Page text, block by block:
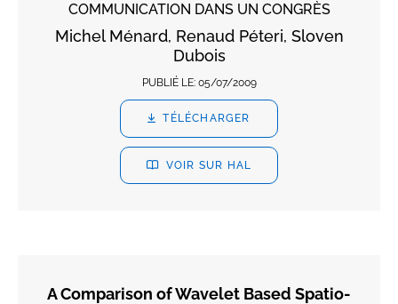
COMMUNICATION DANS UN CONGRÈS
Michel Ménard, Renaud Péteri, Sloven
Dubois
PUBLIÉ LE: 05/07/2009
TÉLÉCHARGER
VOIR SUR HAL
A Comparison of Wavelet Based Spatio-